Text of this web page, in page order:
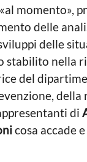
momento»,
delle
delle
stabilito nella
del
della
di
cosa accade